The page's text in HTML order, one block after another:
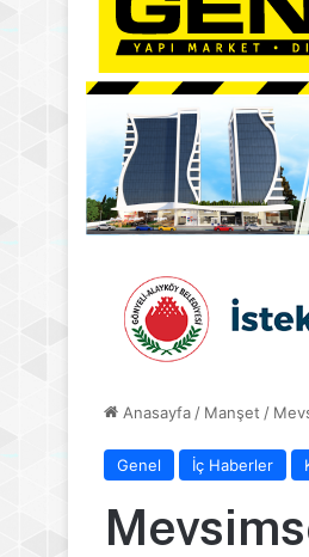
Anasayfa / Manşet /
Genel İç Haberler